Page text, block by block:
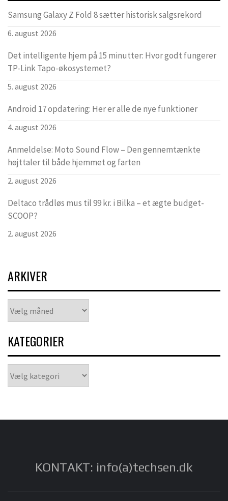
Samsung Galaxy Z Fold 8 sætter historisk salgsrekord
6. august 2026
Det intelligente hjem på 15 minutter: Hvor godt fungerer
TP-Link Tapo-økosystemet?
5. august 2026
Android 17 opdatering: Her er alle de nye funktioner
4. august 2026
Anmeldelse: Moto Sound Flow – Den gennemtænkte
højttaler til både hjemmet og farten
2. august 2026
Deltaco trådløs mus til 99 kr. i Bilka – et ægte budget-
SCOOP?
2. august 2026
ARKIVER
KATEGORIER
KONTAKT: info(a)techsen.dk